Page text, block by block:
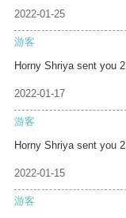
2022-01-25
游客
Horny Shriya sent you 2
2022-01-17
游客
Horny Shriya sent you 2
2022-01-15
游客